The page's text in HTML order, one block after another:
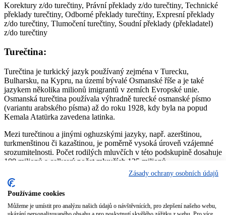
Korektury z/do turečtiny, Právní překlady z/do turečtiny, Technické
překlady turečtiny, Odborné překlady turečtiny, Expresní překlady
z/do turečtiny, Tlumočení turečtiny, Soudní překlady (překladatel)
z/do turečtiny
Turečtina:
Turečtina je turkický jazyk používaný zejména v Turecku,
Bulharsku, na Kypru, na území bývalé Osmanské říše a je také
jazykem několika milionů imigrantů v zemích Evropské unie.
Osmanská turečtina používala výhradně turecké osmanské písmo
(variantu arabského písma) až do roku 1928, kdy byla na popud
Kemala Atatürka zavedena latinka.
Mezi turečtinou a jinými oghuzskými jazyky, např. azerštinou,
turkmenštinou či kazaštinou, je poměrně vysoká úroveň vzájemné
srozumitelnosti. Počet rodilých mluvčích v této podskupině dosahuje
100 milionů a celkový počet mluvčích 125 milionů.
Obecně přízvuk v turečtině leží na poslední slabice. Výjimkou jsou
příslovce, citoslovce, spojky, oslovení, zeměpisné názvy a některé
přípony. V některých případech přízvuk určuje význam slova
(například ártık/arık).
Zásady ochrany osobních údajů
Používáme cookies
Můžeme je umístit pro analýzu našich údajů o návštěvnících, pro zlepšení našeho webu,